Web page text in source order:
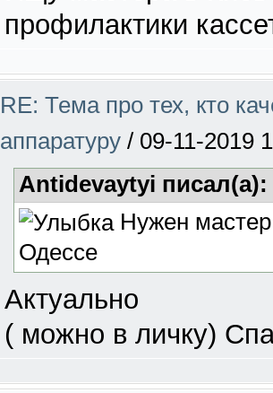
профилактики
RE: Тема про тех, кто
аппаратуру / 09-11-2019
Antidevaytyi писал(а):
Нужен
Одессе
Актуально
( можно в личку)